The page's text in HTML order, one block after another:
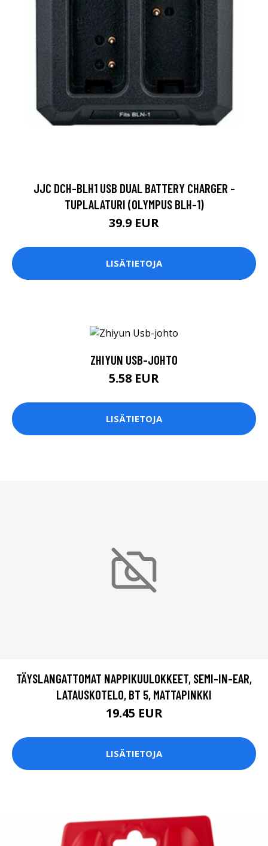
JJC DCH-BLH1 USB DUAL BATTERY CHARGER -
TUPLALATURI (OLYMPUS BLH-1)
39.9 EUR
LISÄTIETOJA
ZHIYUN USB-JOHTO
5.58 EUR
LISÄTIETOJA
TÄYSLANGATTOMAT NAPPIKUULOKKEET, SEMI-IN-EAR,
LATAUSKOTELO, BT 5, MATTAPINKKI
19.45 EUR
LISÄTIETOJA